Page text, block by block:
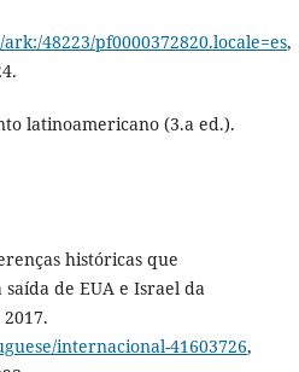
48223/pf0000372820.locale=es,
latinoamericano (3.a ed.).
históricas que
de EUA e Israel da
internacional-41603726,